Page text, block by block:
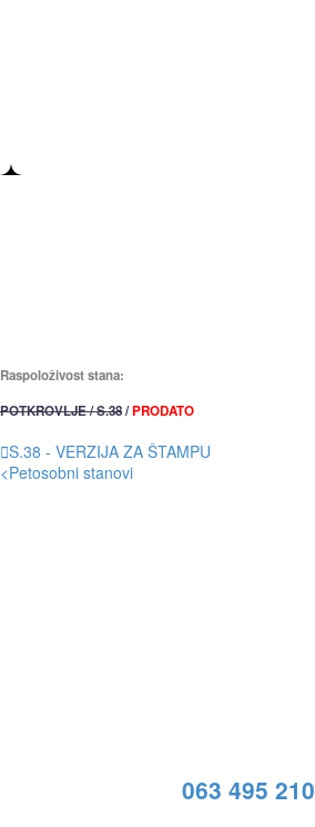
Raspoloživost stana:
POTKROVLJE / S.38/PRODATO
S.38 - VERZIJA ZA ŠTAMPU
<Petosobni stanovi
063 495 210